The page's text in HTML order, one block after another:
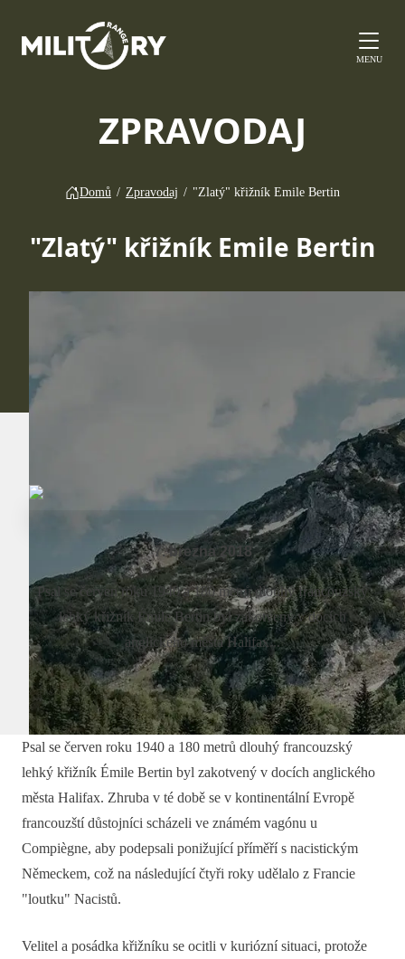
MENU
ZPRAVODAJ
Domů / Zpravodaj / "Zlatý" křižník Emile Bertin
"Zlatý" křižník Emile Bertin
7. března 2018
Psal se červen roku 1940 a 180 metrů dlouhý francouzský
lehký křižník Émile Bertin byl zakotvený v docích
anglického města Halifax...
Psal se červen roku 1940 a 180 metrů dlouhý francouzský
lehký křižník Émile Bertin byl zakotvený v docích anglického
města Halifax. Zhruba v té době se v kontinentální Evropě
francouzští důstojníci scházeli ve známém vagónu u
Compiègne, aby podepsali ponižující příměří s nacistickým
Německem, což na následující čtyři roky udělalo z Francie
"loutku" Nacistů.
Velitel a posádka křižníku se ocitli v kuriózní situaci, protože